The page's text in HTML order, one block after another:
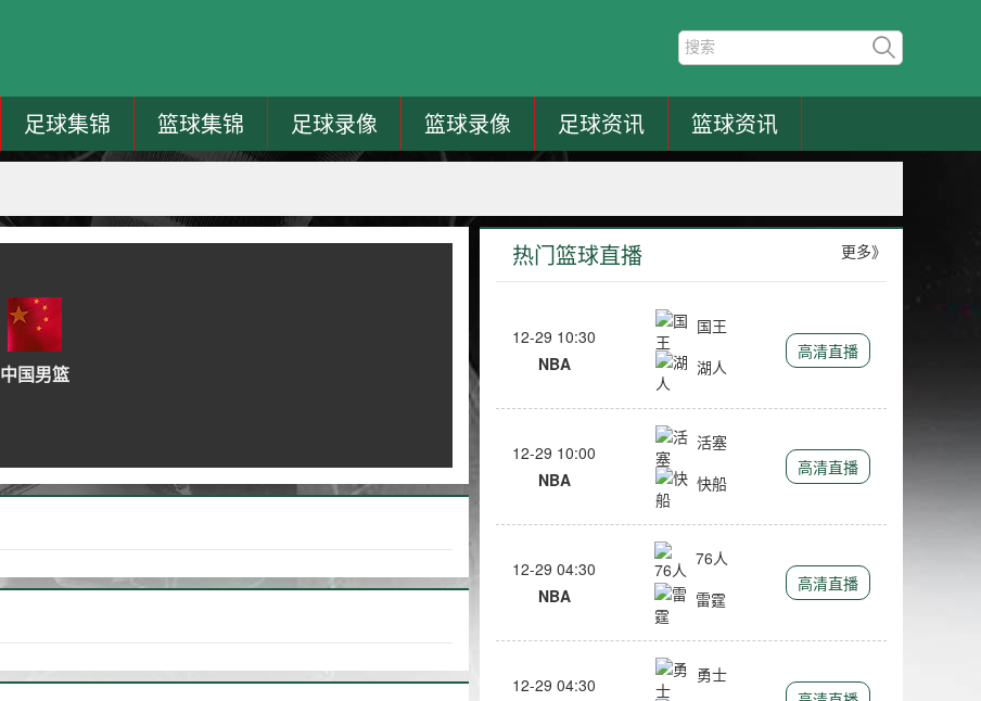
足球集锦 篮球集锦 足球录像 篮球录像 足球资讯 篮球资讯
中国男篮
热门篮球直播 更多》
12-29 10:30
NBA
国王
湖人
高清直播
12-29 10:00
NBA
活塞
快船
高清直播
12-29 04:30
NBA
76人
雷霆
高清直播
12-29 04:30
勇士